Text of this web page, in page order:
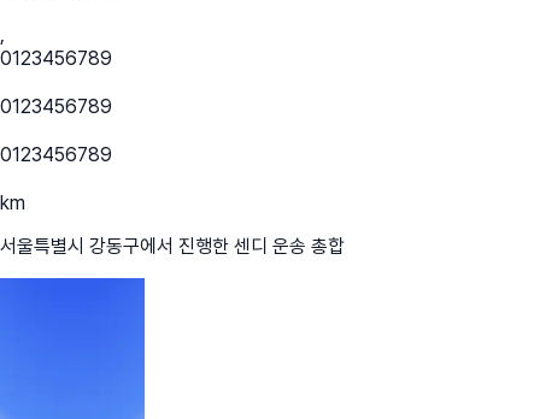
,
0123456789
0123456789
0123456789
km
서울특별시 강동구에서 진행한 센디 운송 총합